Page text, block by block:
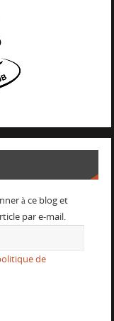
à ce blog et
par e-mail.
de